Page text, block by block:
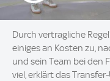
Durch vertragliche
einiges an Kosten zu,
und sein Team bei den
viel, erklärt das